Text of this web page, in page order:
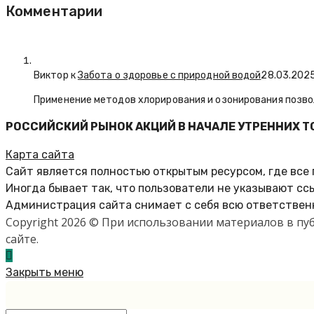
Комментарии
Виктор кЗабота о здоровье с природной водой
Применение методов хлорирования и озонирования
РОССИЙСКИЙ РЫНОК АКЦИЙ В НАЧАЛЕ УТРЕННИХ
Карта сайта
Сайт является полностью открытым ресурсом, где
Иногда бывает так, что пользователи не указывают
Администрация сайта снимает с себя всю
Copyright 2026 © При использовании материалов в
сайте.
Закрыть меню